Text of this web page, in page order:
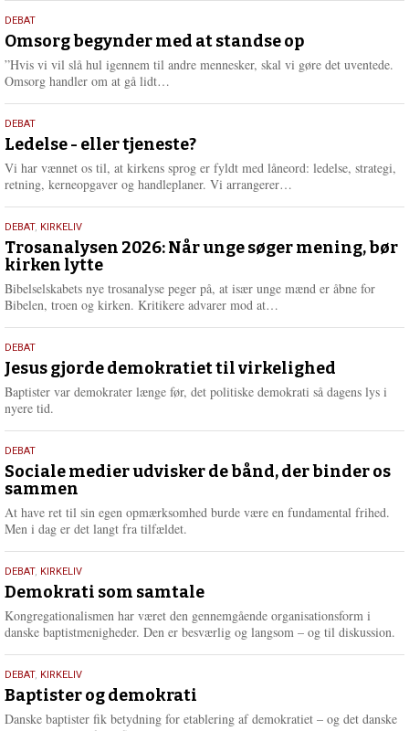
e
r
e
9.
juli
2026
DEBAT
Omsorg begynder med at standse op
”Hvis vi vil slå hul igennem til andre mennesker, skal vi gøre det uventede.
Omsorg handler om at gå lidt…
e
r
e
10.
juni
2026
DEBAT
Ledelse - eller tjeneste?
Vi har vænnet os til, at kirkens sprog er fyldt med låneord: ledelse, strategi,
retning, kerneopgaver og handleplaner. Vi arrangerer…
e
2.
juni
2026
DEBAT, KIRKELIV
Trosanalysen 2026: Når unge søger mening, bør
kirken lytte
Bibelselskabets nye trosanalyse peger på, at især unge mænd er åbne for
Bibelen, troen og kirken. Kritikere advarer mod at…
e
r
e
18.
maj
2026
DEBAT
Jesus gjorde demokratiet til virkelighed
Baptister var demokrater længe før, det politiske demokrati så dagens lys i
nyere tid.
18.
maj
2026
DEBAT
Sociale medier udvisker de bånd, der binder os
sammen
At have ret til sin egen opmærksomhed burde være en fundamental frihed.
Men i dag er det langt fra tilfældet.
18.
maj
2026
DEBAT, KIRKELIV
Demokrati som samtale
Kongregationalismen har været den gennemgående organisationsform i
danske baptistmenigheder. Den er besværlig og langsom – og til diskussion.
18.
maj
2026
DEBAT, KIRKELIV
Baptister og demokrati
Danske baptister fik betydning for etablering af demokratiet – og det danske